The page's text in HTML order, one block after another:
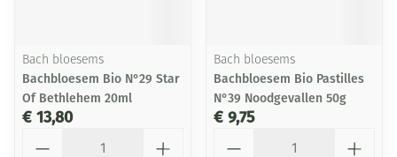
Bach bloesems
Bachbloesem Bio N°29 Star
Of Bethlehem 20ml
€ 13,80
Bach bloesems
Bachbloesem Bio Pastilles
N°39 Noodgevallen 50g
€ 9,75